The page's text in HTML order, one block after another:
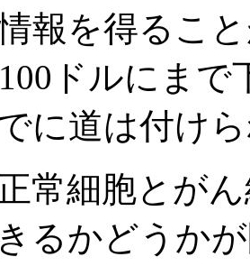
報を得るこ
ドルにま
に道は付け
常細胞とが
るかどうか